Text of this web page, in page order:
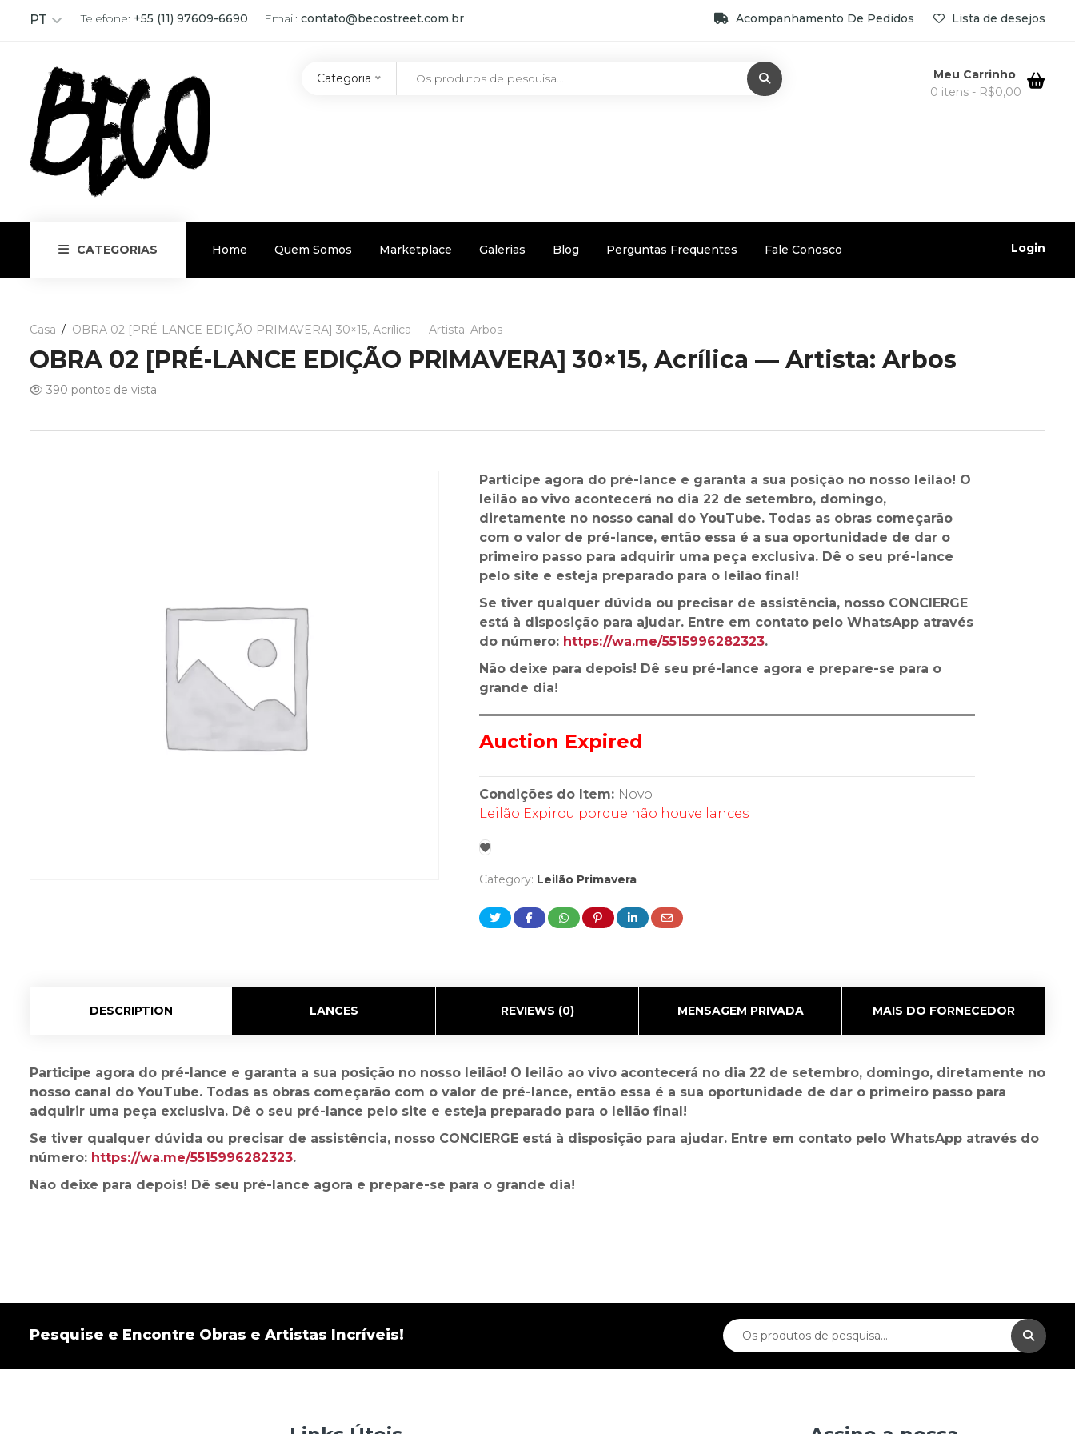
PT Telefone: +55 (11) 97609-6690 Email: contato@becostreet.com.br Acompanhamento De Pedidos Lista de desejos
Categoria
Meu Carrinho
0 itens - R$0,00
CATEGORIAS Home Quem Somos Marketplace Galerias Blog Perguntas Frequentes Fale Conosco Login
Casa OBRA 02 [PRÉ-LANCE EDIÇÃO PRIMAVERA] 30×15, Acrílica — Artista: Arbos
OBRA 02 [PRÉ-LANCE EDIÇÃO PRIMAVERA] 30×15, Acrílica — Artista: Arbos
390 pontos de vista
Participe agora do pré-lance e garanta a sua posição no nosso leilão! O
leilão ao vivo acontecerá no dia 22 de setembro, domingo,
diretamente no nosso canal do YouTube. Todas as obras começarão
com o valor de pré-lance, então essa é a sua oportunidade de dar o
primeiro passo para adquirir uma peça exclusiva. Dê o seu pré-lance
pelo site e esteja preparado para o leilão final!
Se tiver qualquer dúvida ou precisar de assistência, nosso CONCIERGE
está à disposição para ajudar. Entre em contato pelo WhatsApp através
do número: https://wa.me/5515996282323.
Não deixe para depois! Dê seu pré-lance agora e prepare-se para o
grande dia!
Auction Expired
Condições do Item: Novo
Leilão Expirou porque não houve lances
Category: Leilão Primavera
DESCRIPTION LANCES REVIEWS (0) MENSAGEM PRIVADA MAIS DO FORNECEDOR
Participe agora do pré-lance e garanta a sua posição no nosso leilão! O leilão ao vivo acontecerá no dia 22 de setembro, domingo, diretamente no
nosso canal do YouTube. Todas as obras começarão com o valor de pré-lance, então essa é a sua oportunidade de dar o primeiro passo para
adquirir uma peça exclusiva. Dê o seu pré-lance pelo site e esteja preparado para o leilão final!
Se tiver qualquer dúvida ou precisar de assistência, nosso CONCIERGE está à disposição para ajudar. Entre em contato pelo WhatsApp através do
número: https://wa.me/5515996282323.
Não deixe para depois! Dê seu pré-lance agora e prepare-se para o grande dia!
Pesquise e Encontre Obras e Artistas Incríveis!